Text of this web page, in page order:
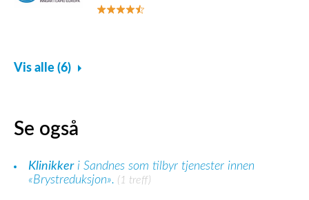
Vis alle (6)
Se også
Klinikkeri Sandnes som tilbyr tjenester innen
«Brystreduksjon». (1 treff)